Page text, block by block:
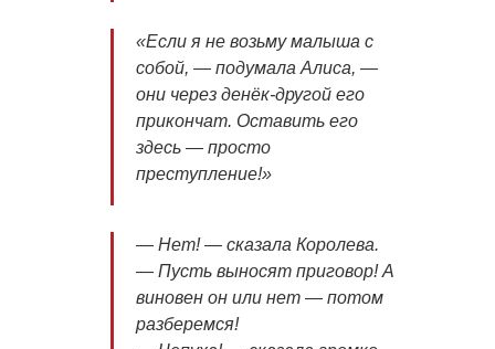
«Если я не возьму малыша с
собой, — подумала Алиса, —
они через денёк-другой его
прикончат. Оставить его
здесь — просто
преступление!»
— Нет! — сказала Королева.
— Пусть выносят приговор! А
виновен он или нет — потом
разберемся!